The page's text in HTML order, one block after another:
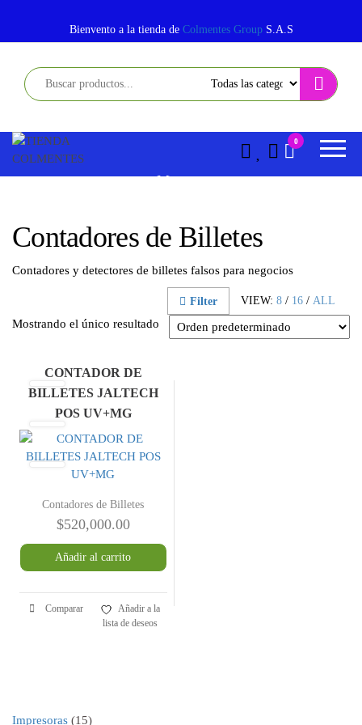
contenido
Bienvento a la tienda de Colmentes GroupS.A.S
COLMENTES
EMPRESAS
M
Ú
0
Contadores de Billetes
Contadores y detectores de billetes falsos para negocios
VIEW: 8 / 16 / ALL
Filter
Mostrando el único resultado
CONTADOR DE
BILLETES JALTECH
POS UV+MG
Contadores de Billetes
$520,000.00
Añadir al carrito
Comparar
Añadir a la
lista de deseos
Impresoras 1515